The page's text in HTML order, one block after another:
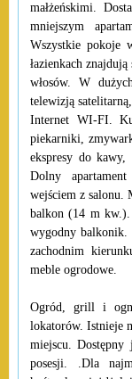
małżeńskimi.
mniejszym
Wszystkie pokoje
łazienkach
włosów. W
telewizją
Internet WI-FI.
piekarniki,
ekspresy do
Dolny
wejściem z salonu.
balkon (14 m kw.).
wygodny balkonik.
zachodnim
meble ogrodowe.
Ogród, grill i
lokatorów. Istnieje
miejscu. Dostępny
posesji. .Dla